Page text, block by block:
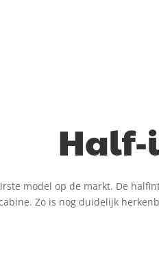
model op de markt. De
Zo is nog duidelijk